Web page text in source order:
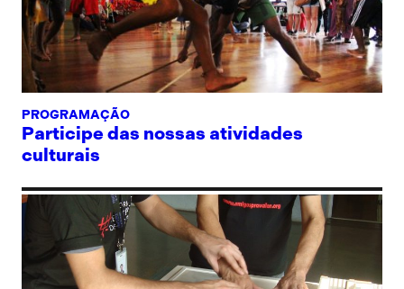
PROGRAMAÇÃO
Participe das nossas atividades
culturais